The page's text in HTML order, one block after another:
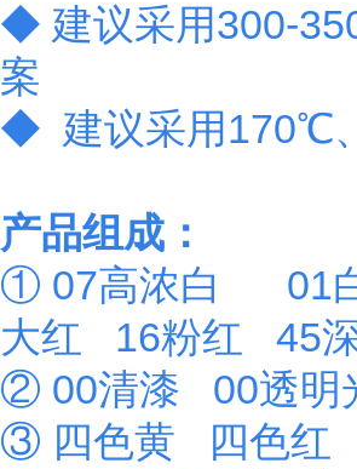
◆ 建议采用300-
案
◆ 建议采用170℃
产品组成：
① 07高浓白
大红 16粉红
② 00清漆 00透
③ 四色黄 四色